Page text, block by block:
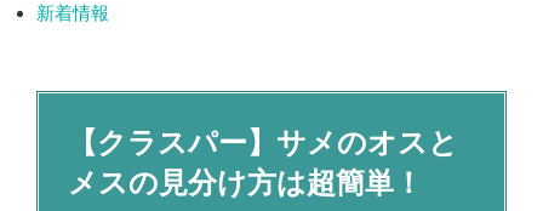
新着情報
【クラスパー】サメのオスと
メスの見分け方は超簡単！